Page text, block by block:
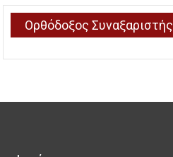
Ορθόδοξος Συναξαριστής